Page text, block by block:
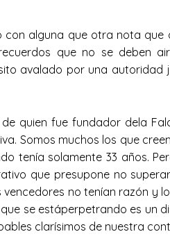
alguna que otra nota que
que no se deben
avalado por una
quien fue fundador dela
Somos muchos los que
tenía solamente 33 años.
que presupone no
no tenían razón y
se estáperpetrando es un
clarísimos de nuestra